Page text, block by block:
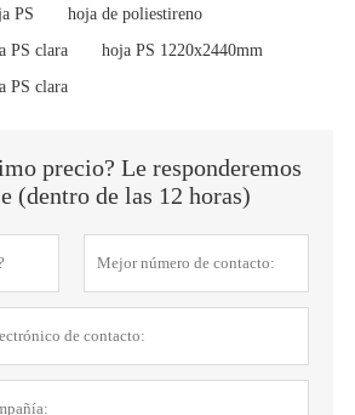
PS
hoja de poliestireno
PS clara
hoja PS 1220x2440mm
PS clara
precio? Le responderemos
(dentro de las 12 horas)